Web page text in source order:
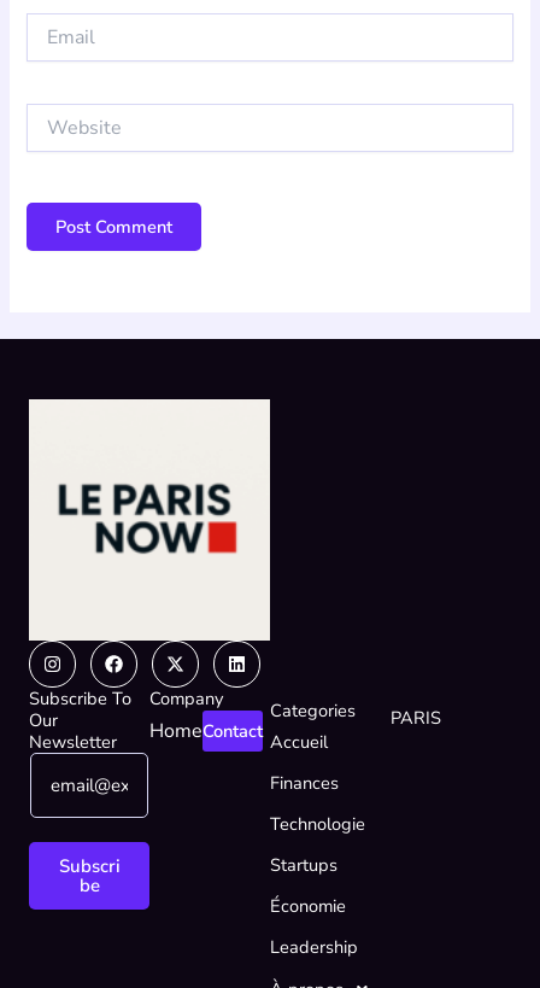
Website
InstagramFacebook
X-
twitter
Linkedin
Subscribe To
Our
Newsletter
*
m
E
E
a
Subscri
be
Company
HomeContact
Categories
Accueil
Finances
Technologie
Startups
Économie
Leadership
PARIS